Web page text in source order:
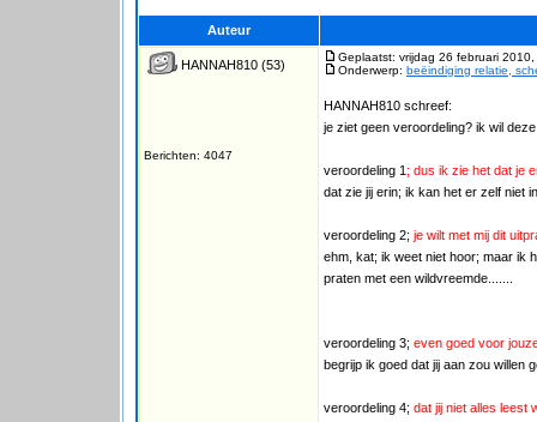
Auteur
HANNAH810 (53)
Berichten: 4047
Geplaatst: vrijdag 26 februari
Onderwerp: beëindiging relatie,
HANNAH810 schreef:
je ziet geen veroordeling? ik wil
veroordeling 1 ; dus ik zie het dat je
dat zie jij erin; ik kan het er zelf niet
veroordeling 2; je wilt met mij dit
ehm, kat; ik weet niet hoor; maar ik
praten met een wildvreemde.......
veroordeling 3; even goed voor
begrijp ik goed dat jij aan zou willen
veroordeling 4; dat jij niet alles leest